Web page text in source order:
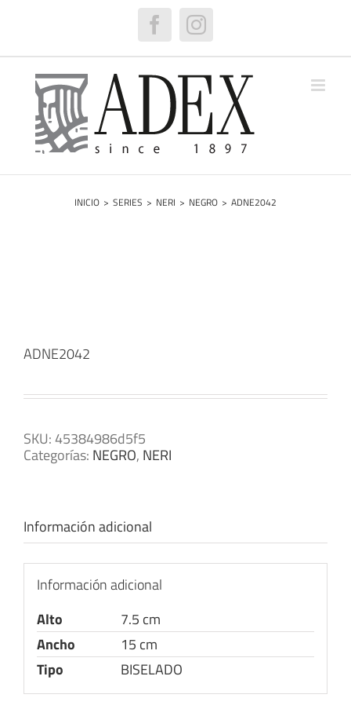
FacebookInstagram
INICIO > SERIES > NERI > NEGRO > ADNE2042
ADNE2042
SKU:45384986d5f5
Categorías: NEGRO, NERI
Información adicional
Información adicional
Alto
7.5 cm
Ancho
15 cm
Tipo
BISELADO